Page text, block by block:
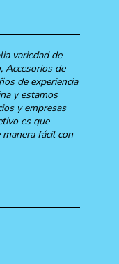
variedad de
Accesorios de
de experiencia
y estamos
y empresas
es que
fácil con